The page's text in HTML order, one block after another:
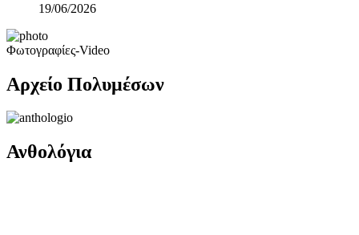
19/06/2026
Φωτογραφίες-Video
Αρχείο Πολυμέσων
Ανθολόγια